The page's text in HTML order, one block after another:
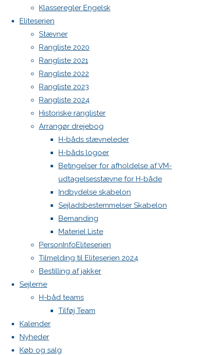
Klasseregler Engelsk
Eliteserien
Stævner
Rangliste 2020
Rangliste 2021
Rangliste 2022
Rangliste 2023
Rangliste 2024
Historiske ranglister
Arrangør drejebog
H-båds stævneleder
H-båds logoer
Betingelser for afholdelse af VM-
udtagelsesstævne for H-både
Indbydelse skabelon
Sejladsbestemmelser Skabelon
Bemanding
Materiel Liste
PersonInfoEliteserien
Tilmelding til Eliteserien 2024
Bestilling af jakker
Sejlerne
H-båd teams
Tilføj Team
Kalender
Nyheder
Køb og salg
og
Ranglisten
2024
Previous
image
Next
image
Skriv
et
svar
Din e-
mailadresse
vil ikke
blive
publiceret.
Krævede
felter er
markeret
med*
WordPress.org